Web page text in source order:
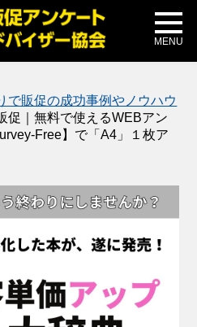
MENU
ア掲載
ブログ
で販促の成功事例やノウハウ
促｜無料で使えるWEBアン
Free】で「A4」１枚ア